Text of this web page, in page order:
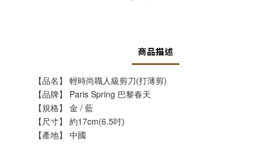
商品描述
【品名】 輕時尚職人級剪刀(打薄剪)
【品牌】 Paris Spring 巴黎春天
【規格】 金 / 藍
【尺寸】 約17cm(6.5吋)
【產地】 中國